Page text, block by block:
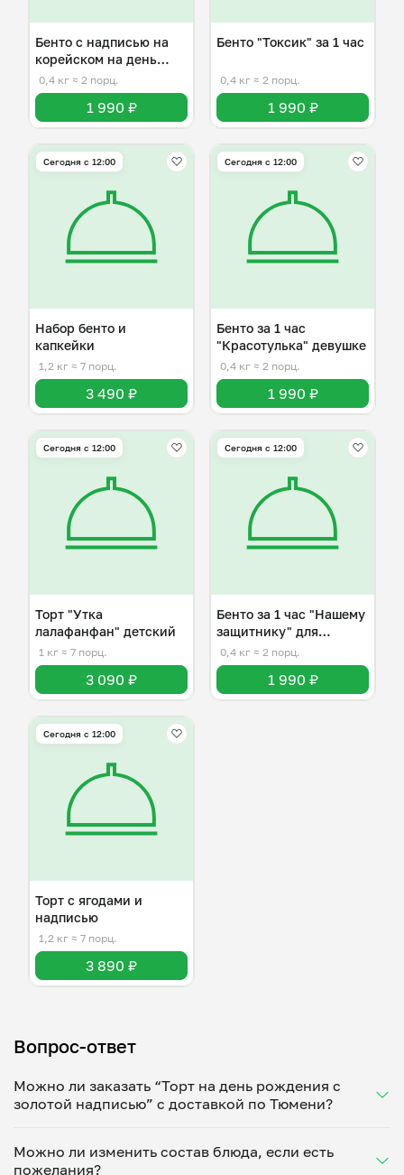
Бенто с надписью на
корейском на день
рождения
0,4 кг ≈ 2 порц.
1 990 ₽
Бенто "Токсик" за 1 час
0,4 кг ≈ 2 порц.
1 990 ₽
Сегодня с 12:00
Набор бенто и
капкейки
1,2 кг ≈ 7 порц.
3 490 ₽
Сегодня с 12:00
Бенто за 1 час
"Красотулька" девушке
0,4 кг ≈ 2 порц.
1 990 ₽
Сегодня с 12:00
Торт "Утка
лалафанфан" детский
1 кг ≈ 7 порц.
3 090 ₽
Сегодня с 12:00
Бенто за 1 час "Нашему
защитнику" для
мужчины
0,4 кг ≈ 2 порц.
1 990 ₽
Сегодня с 12:00
Торт с ягодами и
надписью
1,2 кг ≈ 7 порц.
3 890 ₽
Вопрос-ответ
Можно ли заказать “Торт на день рождения с
золотой надписью” с доставкой по Тюмени?
Укажите удобное время — и получите свежее
Можно ли изменить состав блюда, если есть
пожелания?